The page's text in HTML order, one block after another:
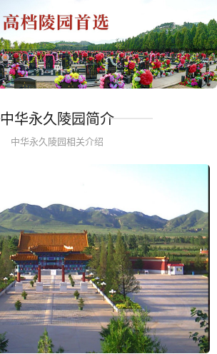
中华永久陵园简介
中华永久陵园相关介绍